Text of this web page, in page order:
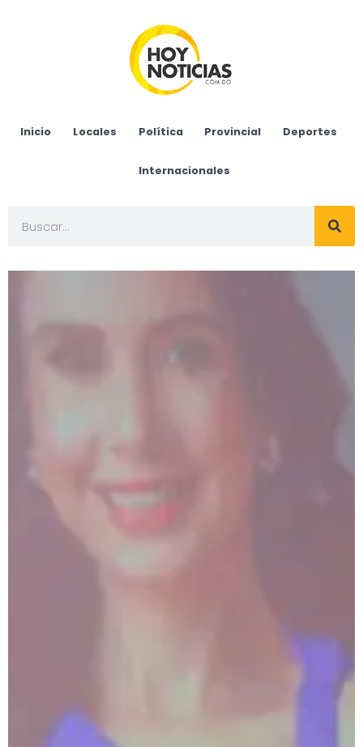
Inicio Locales Política Provincial Deportes
Internacionales